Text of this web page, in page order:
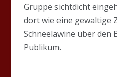
Gruppe sichtdicht
dort wie eine gewaltige
Schneelawine über den
Publikum.